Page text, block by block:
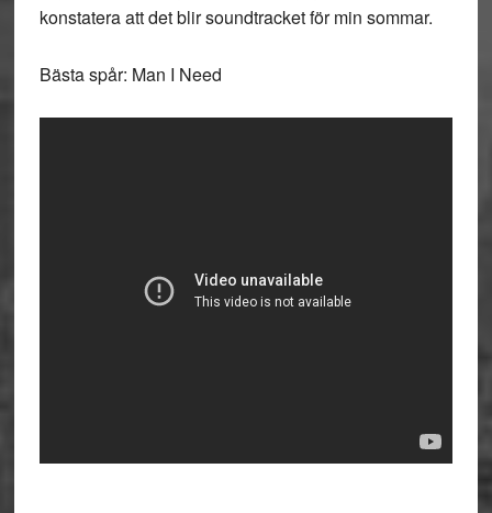
konstatera att det blir soundtracket för min sommar.
Bästa spår: Man I Need